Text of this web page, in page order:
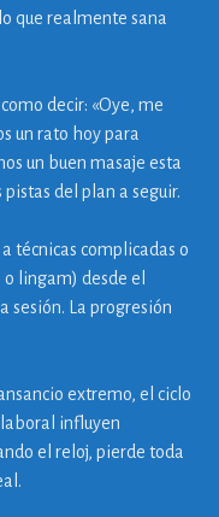
que realmente sana
decir: «Oye, me
un rato hoy para
un buen masaje esta
pistas del plan a seguir.
técnicas complicadas o
lingam) desde el
sesión. La progresión
extremo, el ciclo
influyen
el reloj, pierde toda